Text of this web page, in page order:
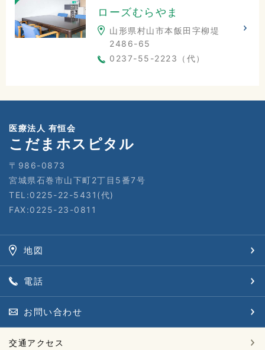
ローズむらやま
山形県村山市本飯田字柳堤
2486-65
0237-55-2223（代）
医療法人 有恒会
こだまホスピタル
〒986-0873
宮城県石巻市山下町2丁目5番7号
TEL:0225-22-5431(代)
FAX:0225-23-0811
地図
電話
お問い合わせ
交通アクセス